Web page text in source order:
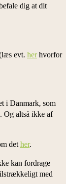
dig at dit
evt. herhvorfor
i Danmark, som
Og altså ikke af
dether.
kan fordrage
med